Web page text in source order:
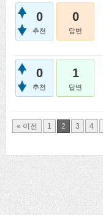
0
추천
0
답변
0
추천
1
답변
« 이전 1 2 3 4